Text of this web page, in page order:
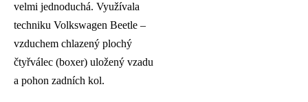
velmi jednoduchá. Využívala
techniku Volkswagen Beetle –
vzduchem chlazený plochý
čtyřválec (boxer) uložený vzadu
a pohon zadních kol.